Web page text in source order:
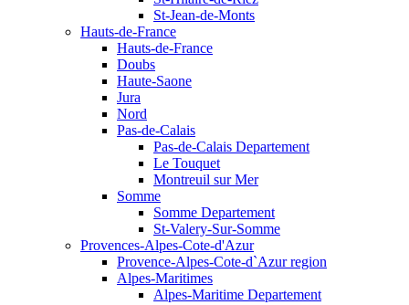
St-Jean-de-Monts
Hauts-de-France
Hauts-de-France
Doubs
Haute-Saone
Jura
Nord
Pas-de-Calais
Pas-de-Calais Departement
Le Touquet
Montreuil sur Mer
Somme
Somme Departement
St-Valery-Sur-Somme
Provences-Alpes-Cote-d'Azur
Provence-Alpes-Cote-d`Azur region
Alpes-Maritimes
Alpes-Maritime Departement